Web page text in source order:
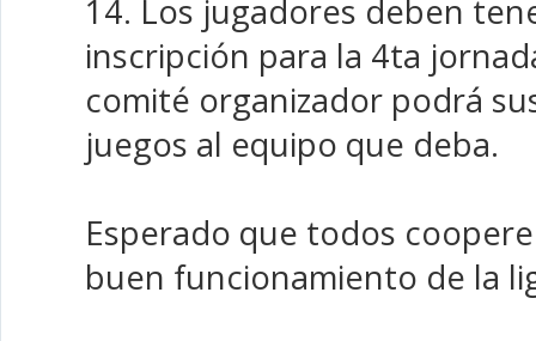
14. Los jugadores deben
inscripción para la 4ta
comité organizador podrá
juegos al equipo que deba.
Esperado que todos
buen funcionamiento de la